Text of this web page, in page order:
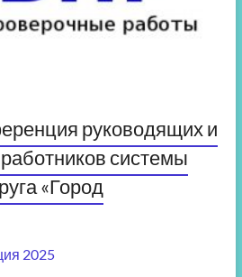
руководящих и
системы
«Город
2025